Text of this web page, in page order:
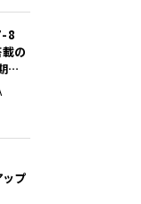
8
の
見
ップ